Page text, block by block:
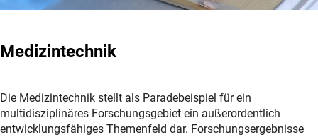
Medizintechnik
Die Medizintechnik stellt als Paradebeispiel für ein
multidisziplinäres Forschungsgebiet ein außerordentlich
entwicklungsfähiges Themenfeld dar. Forschungsergebnisse